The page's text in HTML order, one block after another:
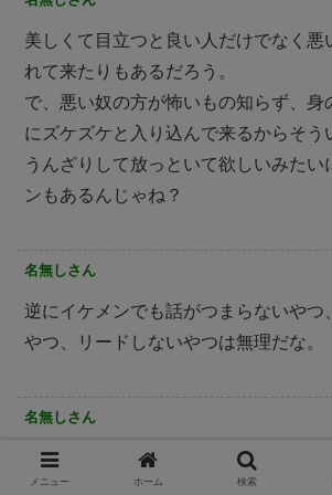
美しくて目立つと良い人だけでなく悪
れて来たりもあるだろう。
で、悪い奴の方が怖いもの知らず、身
にズケズケと入り込んで来るからそう
うんざりして放っといて欲しいみたい
ンもあるんじゃね？
名無しさん
逆にイケメンでも話がつまらないやつ
やつ、リードしないやつは無理だな。
名無しさん
美人は大概美人である事を認識してる
で性格悪いって人少ないよ。かなり可
メニュー ホーム 検索